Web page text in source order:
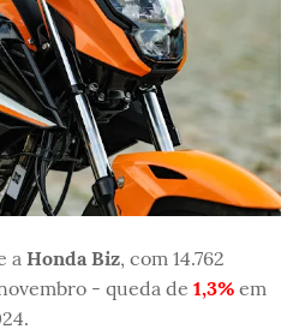
a Honda Biz, com 14.762
- queda de 1,3% em